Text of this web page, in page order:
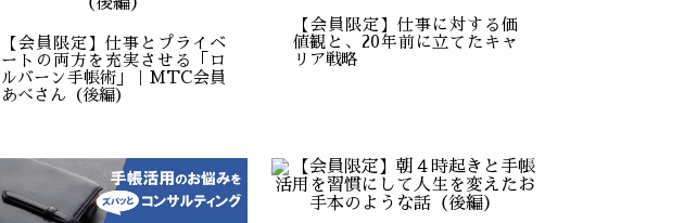
【会員限定】仕事とプライベ
ートの両方を充実させる「ロ
ルバーン手帳術」｜MTC会員
あべさん（後編）
【会員限定】仕事に対する価
値観と、20年前に立てたキャ
リア戦略